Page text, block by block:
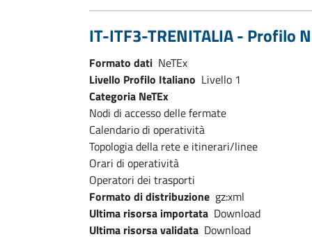
IT-ITF3-TRENITALIA - Profilo
Formato dati NeTEx
Livello Profilo Italiano Livello 1
Categoria NeTEx
Nodi di accesso delle fermate
Calendario di operatività
Topologia della rete e itinerari/linee
Orari di operatività
Operatori dei trasporti
Formato di distribuzione gz:xml
Ultima risorsa importata Download
Ultima risorsa validata Download